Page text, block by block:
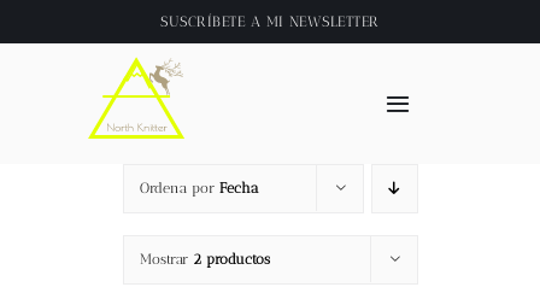
al
SUSCRÍBETE A MI NEWSLETTER
Toggle
About
Ordena por Fecha
Mostrar 2 productos